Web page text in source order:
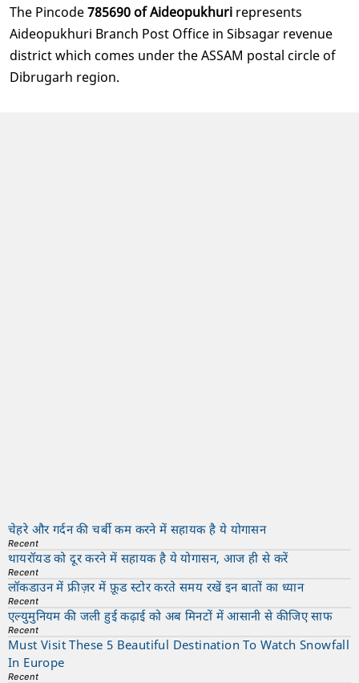
The Pincode785690 of Aideopukhuri represents
Aideopukhuri Branch Post Office in Sibsagar revenue
district which comes under the ASSAM postal circle of
Dibrugarh region.
चेहरे और गर्दन की चर्बी कम करने में सहायक है ये योगासन
Recent
थायरॉयड को दूर करने में सहायक है ये योगासन, आज ही से करें
Recent
लॉकडाउन में फ्रीज़र में फ़ूड स्टोर करते समय रखें इन बातों का ध्यान
Recent
एल्युमुनियम की जली हुई कढ़ाई को अब मिनटों में आसानी से कीजिए साफ
Recent
Must Visit These 5 Beautiful Destination To Watch Snowfall
In Europe
Recent